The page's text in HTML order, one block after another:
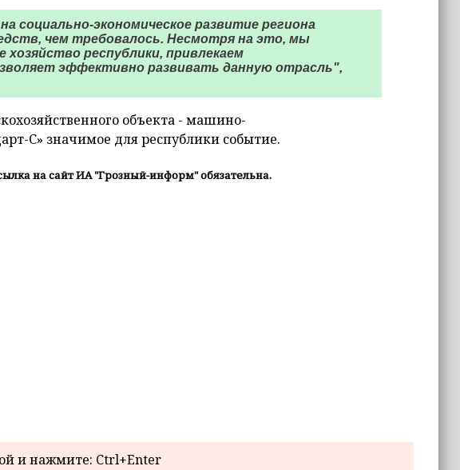
социально-экономическое развитие региона
чем требовалось. Несмотря на это, мы
хозяйство республики, привлекаем
эффективно развивать данную отрасль",
объекта - машино-
С» значимое для республики событие.
на сайт ИА "Грозный-информ" обязательна.
и нажмите: Ctrl+Enter